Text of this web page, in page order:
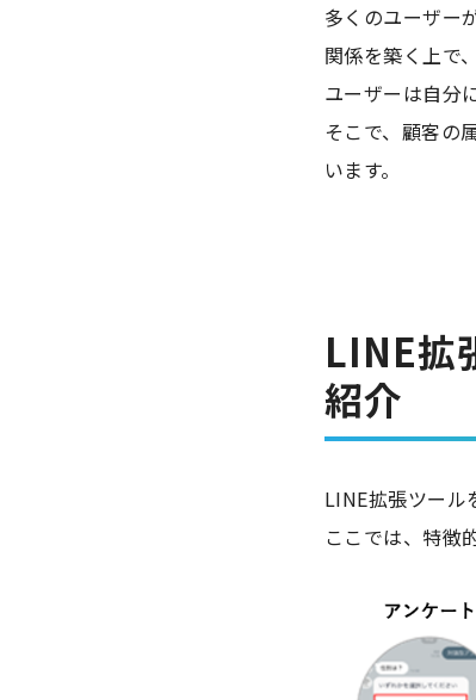
多くのユーザー
関係を築く上で
ユーザーは自分
そこで、顧客の
います。
LINE拡
紹介
LINE拡張ツール
ここでは、特徴